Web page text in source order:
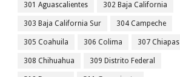
301 Aguascalientes 302 Baja California
303 Baja California Sur 304 Campeche
305 Coahuila 306 Colima 307 Chiapas
308 Chihuahua 309 Distrito Federal